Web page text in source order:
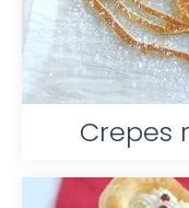
Crepes